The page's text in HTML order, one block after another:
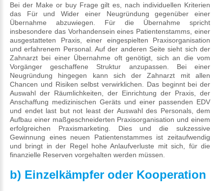
Bei der Make or buy Frage gilt es, nach individuellen Kriterien
das Für und Wider einer Neugründung gegenüber einer
Übernahme abzuwiegen. Für die Übernahme spricht
insbesondere das Vorhandensein eines Patientenstamms, einer
ausgestatteten Praxis, einer eingespielten Praxisorganisation
und erfahrenem Personal. Auf der anderen Seite sieht sich der
Zahnarzt bei einer Übernahme oft genötigt, sich an die vom
Vorgänger geschaffene Struktur anzupassen. Bei einer
Neugründung hingegen kann sich der Zahnarzt mit allen
Chancen und Risiken selbst verwirklichen. Das beginnt bei der
Auswahl der Räumlichkeiten, der Einrichtung der Praxis, der
Anschaffung medizinischen Geräts und einer passenden EDV
und endet last but not least der Auswahl des Personals, dem
Aufbau einer maßgeschneiderten Praxisorganisation und einem
erfolgreichen Praxismarketing. Dies und die sukzessive
Gewinnung eines neuen Patientenstammes ist zeitaufwendig
und bringt in der Regel hohe Anlaufverluste mit sich, für die
finanzielle Reserven vorgehalten werden müssen.
b) Einzelkämpfer oder Kooperation